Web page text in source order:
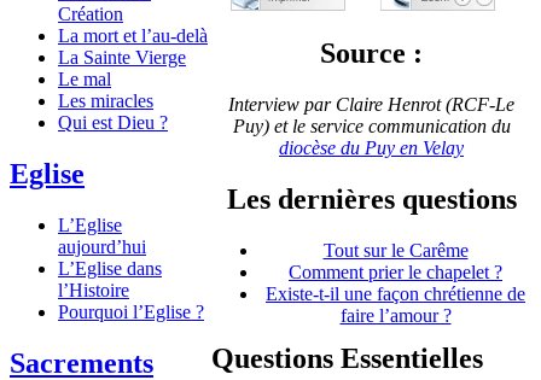
Création
La mort et l’au-delà
La Sainte Vierge
Le mal
Les miracles
Qui est Dieu ?
Eglise
L’Eglise
aujourd’hui
L’Eglise dans
l’Histoire
Pourquoi l’Eglise ?
Sacrements
Source :
Interview par Claire Henrot (RCF-Le
Puy) et le service communication du
diocèse du Puy en Velay
Les dernières questions
Tout sur le Carême
Comment prier le chapelet ?
Existe-t-il une façon chrétienne de
faire l’amour ?
Questions Essentielles